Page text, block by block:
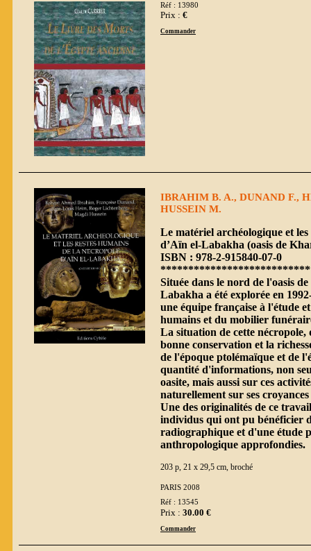
Réf : 13980
Prix : €
Commander
IBRAHIM B. A., DUNAND F.,
HUSSEIN M.
Le matériel archéologique et
d’Aïn el-Labakha (oasis de
ISBN : 978-2-915840-07-0
Située dans le nord de l'oasis
Labakha a été explorée en
une équipe française à l'étude
humains et du mobilier
La situation de cette
bonne conservation et la
de l'époque ptolémaïque et de
quantité d'informations, non
oasite, mais aussi sur ces
naturellement sur ses
Une des originalités de ce
individus qui ont pu bénéficier
radiographique et d'une étude
anthropologique approfondies.
203 p, 21 x 29,5 cm, broché
PARIS 2008
Réf : 13545
Prix : 30.00 €
Commander